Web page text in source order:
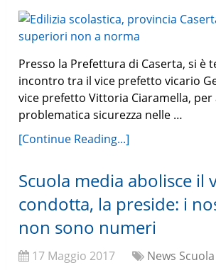
Presso la Prefettura di Caserta, si è
incontro tra il vice prefetto vicario
vice prefetto Vittoria Ciaramella,
problematica sicurezza nelle …
[Continue Reading...]
Scuola media abolisce il
condotta, la preside: i
non sono numeri
17 Maggio 2017 News